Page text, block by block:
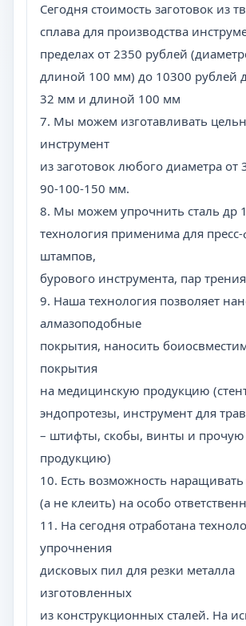
Сегодня стоимость заготовок из
сплава для производства
пределах от 2350 рублей
длиной 100 мм) до 10300 рублей
32 мм и длиной 100 мм
7. Мы можем изготавливать
инструмент
из заготовок любого диаметра от
90-100-150 мм.
8. Мы можем упрочнить сталь др
технология применима для
штампов,
бурового инструмента, пар
9. Наша технология позволяет
алмазоподобные
покрытия, наносить
покрытия
на медицинскую продукцию
эндопротезы, инструмент для
– штифты, скобы, винты и прочую
продукцию)
10. Есть возможность
(а не клеить) на особо
11. На сегодня отработана
упрочнения
дисковых пил для резки металла
изготовленных
из конструкционных сталей. На